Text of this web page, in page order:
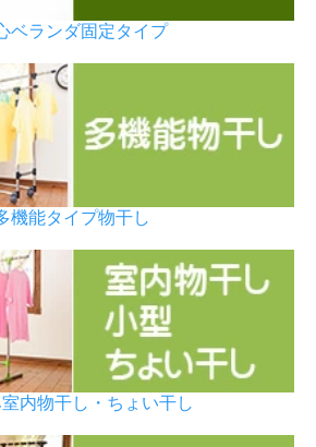
ベランダ固定タイプ
機能タイプ物干し
内物干し・ちょい干し